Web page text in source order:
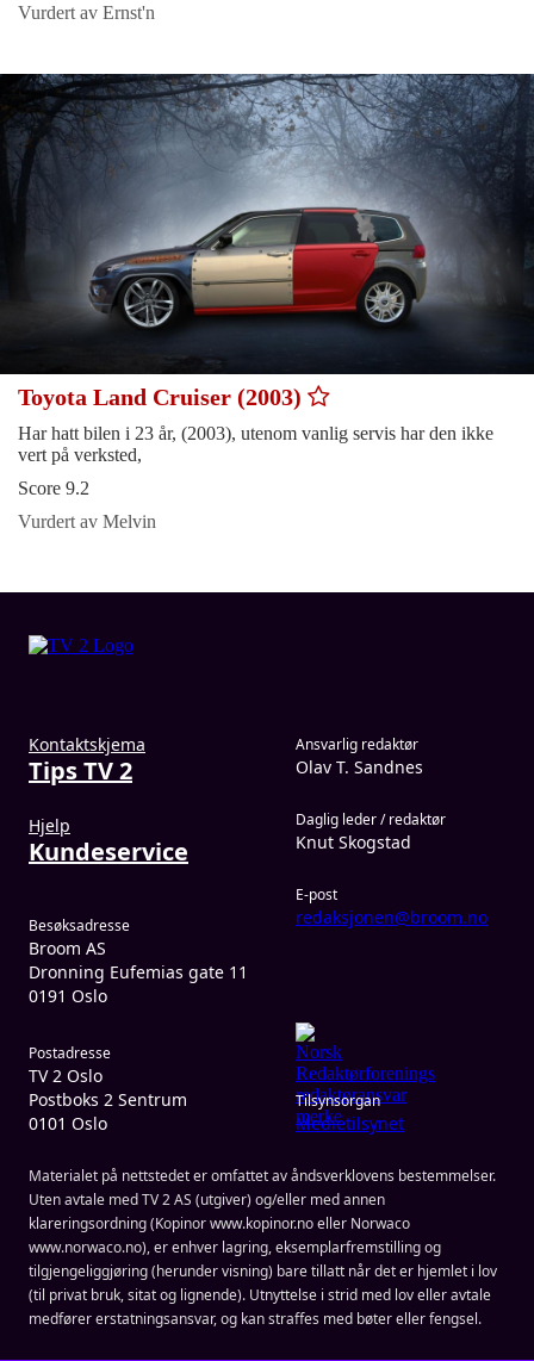
Vurdert av Ernst'n
Toyota Land Cruiser (2003)
Har hatt bilen i 23 år, (2003), utenom vanlig servis har den ikke
vert på verksted,
Score 9.2
Vurdert av Melvin
Kontaktskjema
Tips TV 2
Hjelp
Kundeservice
Ansvarlig redaktør
Olav T. Sandnes
Daglig leder / redaktør
Knut Skogstad
E-post
redaksjonen@broom.no
Besøksadresse
Broom AS
Dronning Eufemias gate 11
0191 Oslo
Tilsynsorgan
Medietilsynet
Postadresse
TV 2 Oslo
Postboks 2 Sentrum
0101 Oslo
Materialet på nettstedet er omfattet av åndsverklovens bestemmelser.
Uten avtale med TV 2 AS (utgiver) og/eller med annen
klareringsordning (Kopinor www.kopinor.no eller Norwaco
www.norwaco.no), er enhver lagring, eksemplarfremstilling og
tilgjengeliggjøring (herunder visning) bare tillatt når det er hjemlet i lov
(til privat bruk, sitat og lignende). Utnyttelse i strid med lov eller avtale
medfører erstatningsansvar, og kan straffes med bøter eller fengsel.